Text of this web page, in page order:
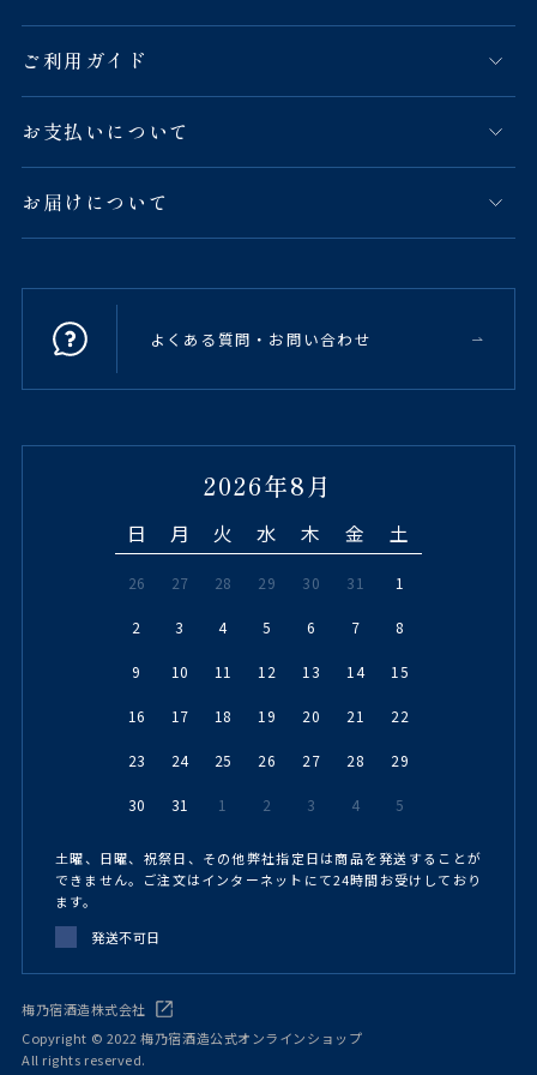
ご利用ガイド
お支払いについて
お届けについて
よくある質問・お問い合わせ
2026年8月
日 月 火 水 木 金 土
26 27 28 29 30 31 1
2 3 4 5 6 7 8
9 10 11 12 13 14 15
16 17 18 19 20 21 22
23 24 25 26 27 28 29
30 31 1 2 3 4 5
土曜、日曜、祝祭日、その他弊社指定日は商品を発送することが
できません。ご注文はインターネットにて24時間お受けしており
ます。
発送不可日
梅乃宿酒造株式会社
Copyright © 2022 梅乃宿酒造公式オンラインショップ
All rights reserved.